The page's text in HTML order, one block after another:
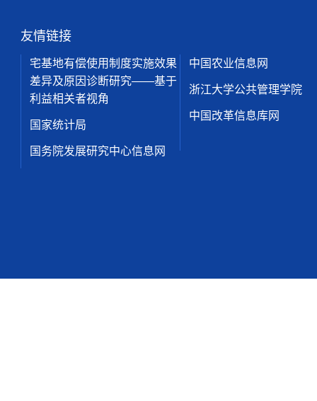
友情链接
宅基地有偿使用制度实施效果
差异及原因诊断研究——基于
利益相关者视角
国家统计局
国务院发展研究中心信息网
中国农业信息网
浙江大学公共管理学院
中国改革信息库网